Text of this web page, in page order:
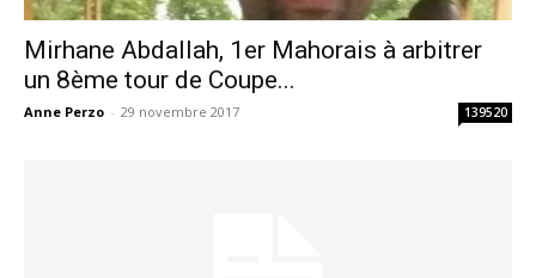
Mirhane Abdallah, 1er Mahorais à arbitrer
un 8ème tour de Coupe...
Anne Perzo - 29 novembre 2017 139520